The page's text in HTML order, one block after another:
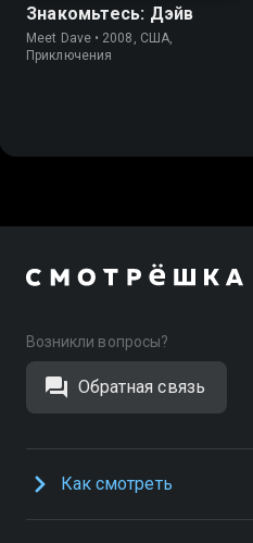
Знакомьтесь: Дэйв
Meet Dave • 2008, США,
Приключения
Возникли вопросы?
Обратная связь
Как смотреть